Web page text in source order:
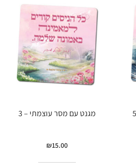
מגנט עם מסר עוצמתי – 3
₪15.00